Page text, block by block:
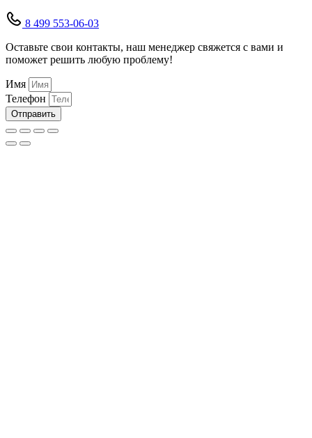
8 499 553-06-03
Оставьте свои контакты, наш менеджер свяжется с вами и
поможет решить любую проблему!
Имя
Телефон
Отправить